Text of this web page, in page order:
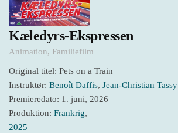
Kæledyrs-Ekspressen
Animation, Familiefilm
Original titel: Pets on a Train
Instruktør: Benoît Daffis, Jean-Christian Tassy
Premieredato: 1. juni, 2026
Produktion: Frankrig,
2025